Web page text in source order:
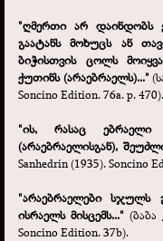
"ღმერთი არ დაინდობს
გაატანს მოხუცს ან
ბიჭისთვის ცოლს
ქუთინს (არაებრაელს)..."
Soncino Edition. 76a. p. 470).
"ის, რასაც ებრაელი
(არაებრაელისგან),
Sanhedrin (1935). Soncino
"არაებრაელები
ისრაელს მისცემს..." (ბაბა
Soncino Edition. 37b).